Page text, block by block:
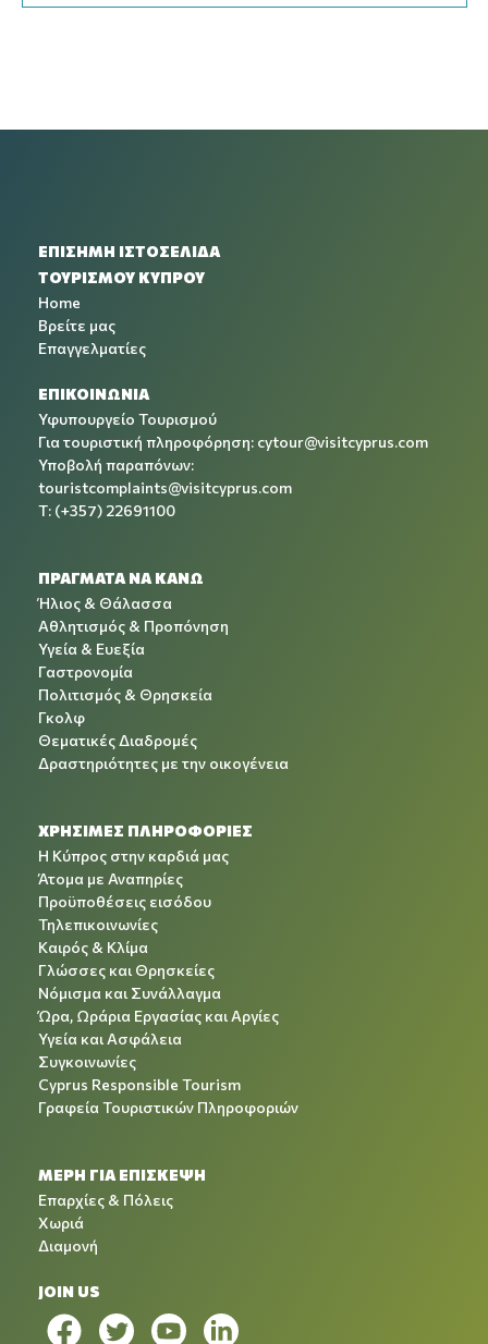
ΕΠΙΣΗΜΗ ΙΣΤΟΣΕΛΙΔΑ
ΤΟΥΡΙΣΜΟΥ ΚΥΠΡΟΥ
Home
Βρείτε μας
Επαγγελματίες
ΕΠΙΚΟΙΝΩΝΙΑ
Υφυπουργείο Τουρισμού
Για τουριστική πληροφόρηση: cytour@visitcyprus.com
Υποβολή παραπόνων:
touristcomplaints@visitcyprus.com
T: (+357) 22691100
ΠΡΑΓΜΑΤΑ ΝΑ ΚΑΝΩ
Ήλιος & Θάλασσα
Αθλητισμός & Προπόνηση
Υγεία & Ευεξία
Γαστρονομία
Πολιτισμός & Θρησκεία
Γκολφ
Θεματικές Διαδρομές
Δραστηριότητες με την οικογένεια
ΧΡΉΣΙΜΕΣ ΠΛΗΡΟΦΟΡΊΕΣ
Η Κύπρος στην καρδιά μας
Άτομα με Αναπηρίες
Προϋποθέσεις εισόδου
Τηλεπικοινωνίες
Καιρός & Κλίμα
Γλώσσες και Θρησκείες
Νόμισμα και Συνάλλαγμα
Ώρα, Ωράρια Εργασίας και Αργίες
Υγεία και Ασφάλεια
Συγκοινωνίες
Cyprus Responsible Tourism
Γραφεία Τουριστικών Πληροφοριών
ΜΕΡΗ ΓΙΑ ΕΠΙΣΚΕΨΗ
Επαρχίες & Πόλεις
Χωριά
Διαμονή
JOIN US